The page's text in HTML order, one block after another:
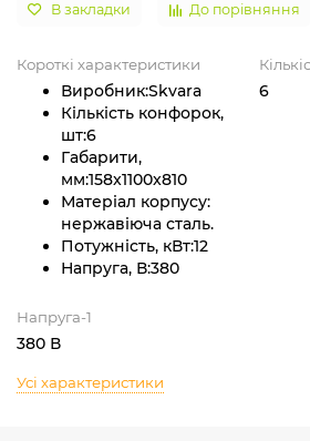
В закладки До порівняння
Короткі характеристики
Виробник:Skvara
Кількість конфорок,
шт:6
Габарити,
мм:158x1100x810
Матеріал корпусу:
нержавіюча сталь.
Потужність, кВт:12
Напруга, В:380
6
Напруга-1
380 В
Усі характеристики